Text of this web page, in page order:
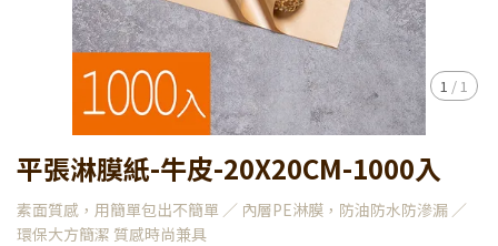
1 / 1
平張淋膜紙-牛皮-20X20CM-1000入
素面質感，用簡單包出不簡單 ／ 內層PE淋膜，防油防水防滲漏 ／
環保大方簡潔 質感時尚兼具